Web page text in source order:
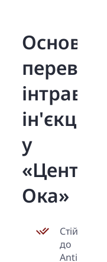
Основні
ін'єкцій
у
«Центр
Ока»
Стійкі
до
Anti